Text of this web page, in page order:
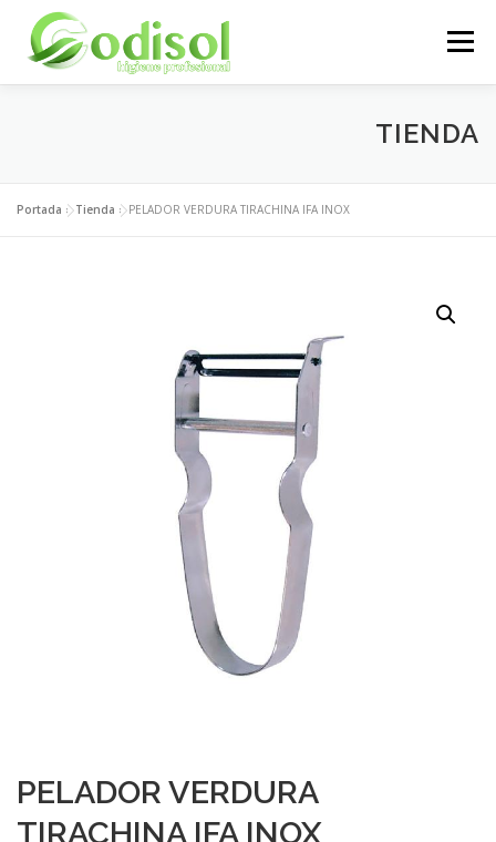
contenido
Menú
ÁREA CLIENTES CONTACTO
TIENDA
Portada »Tienda »PELADOR VERDURA TIRACHINA IFA INOX
PELADOR VERDURA
TIRACHINA IFA INOX